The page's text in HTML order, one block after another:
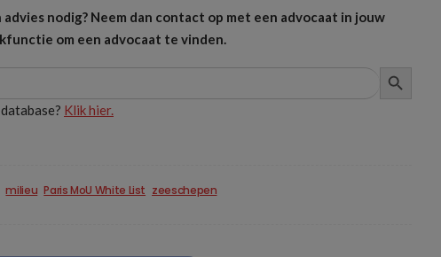
nodig? Neem dan contact op met een advocaat in jouw
om een advocaat te vinden.
ZOEKKNOP
Klik hier.
milieu Paris MoU White List zeeschepen